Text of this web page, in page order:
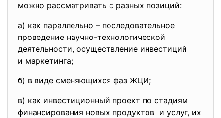
можно рассматривать с разных позиций:
а) как параллельно – последовательное
проведение научно-технологической
деятельности, осуществление инвестиций
и маркетинга;
б) в виде сменяющихся фаз ЖЦИ;
в) как инвестиционный проект по стадиям
финансирования новых продуктов и услуг, их